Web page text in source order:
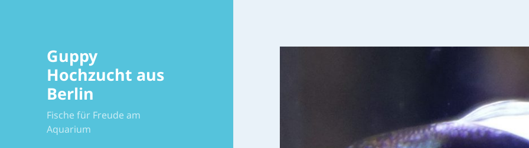
Guppy
Hochzucht aus
Berlin
Fische für Freude am
Aquarium